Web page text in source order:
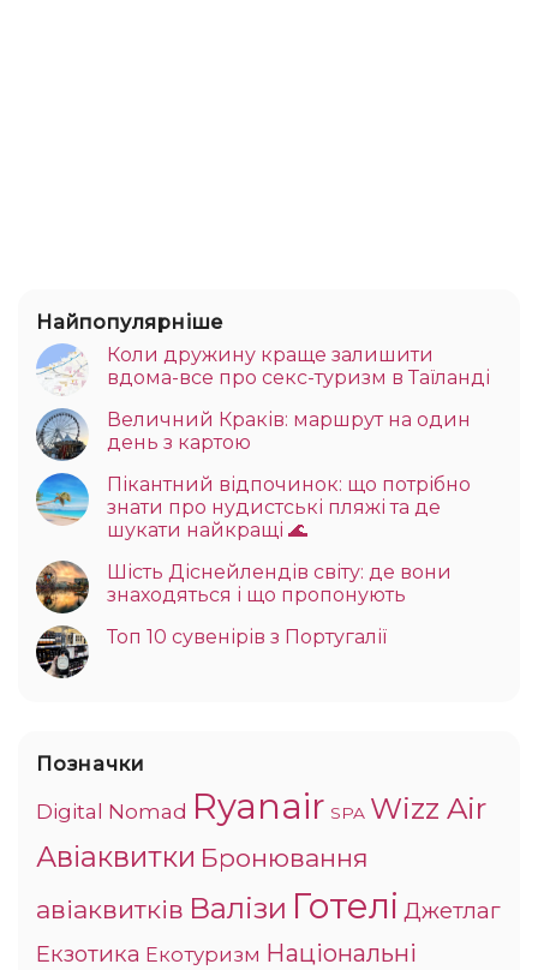
Найпопулярніше
Коли дружину краще залишити
вдома-все про секс-туризм в Таїланді
Величний Краків: маршрут на один
день з картою
Пікантний відпочинок: що потрібно
знати про нудистські пляжі та де
шукати найкращі 🌊
Шість Діснейлендів світу: де вони
знаходяться і що пропонують
Топ 10 сувенірів з Португалії
Позначки
Digital Nomad Ryanair SPA Wizz Air
Авіаквитки Бронювання
авіаквитків Валізи Готелі Джетлаг
Екзотика Екотуризм Національні